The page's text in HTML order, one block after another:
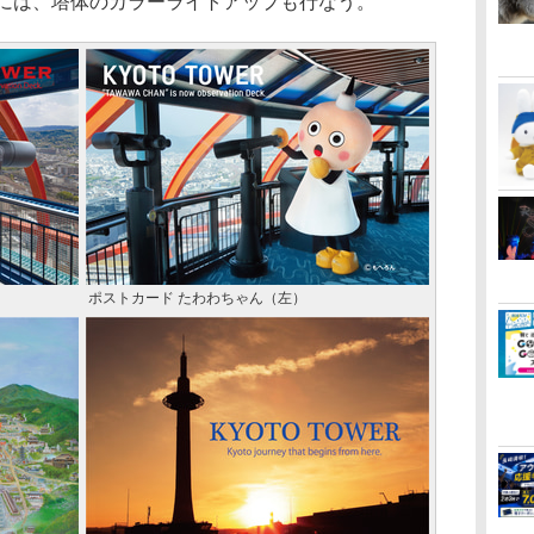
ポストカード たわわちゃん（左）